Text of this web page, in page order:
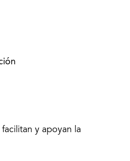
y apoyan la